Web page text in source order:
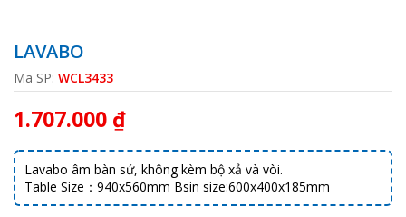
LAVABO
Mã SP: WCL3433
1.707.000 ₫
Lavabo âm bàn sứ, không kèm bộ xả và vòi.
Table Size：940x560mm Bsin size:600x400x185mm